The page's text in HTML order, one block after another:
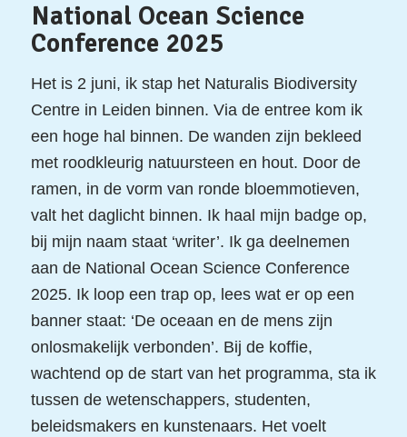
National Ocean Science
Conference 2025
Het is 2 juni, ik stap het Naturalis Biodiversity
Centre in Leiden binnen. Via de entree kom ik
een hoge hal binnen. De wanden zijn bekleed
met roodkleurig natuursteen en hout. Door de
ramen, in de vorm van ronde bloemmotieven,
valt het daglicht binnen. Ik haal mijn badge op,
bij mijn naam staat ‘writer’. Ik ga deelnemen
aan de National Ocean Science Conference
2025. Ik loop een trap op, lees wat er op een
banner staat: ‘De oceaan en de mens zijn
onlosmakelijk verbonden’. Bij de koffie,
wachtend op de start van het programma, sta ik
tussen de wetenschappers, studenten,
beleidsmakers en kunstenaars. Het voelt